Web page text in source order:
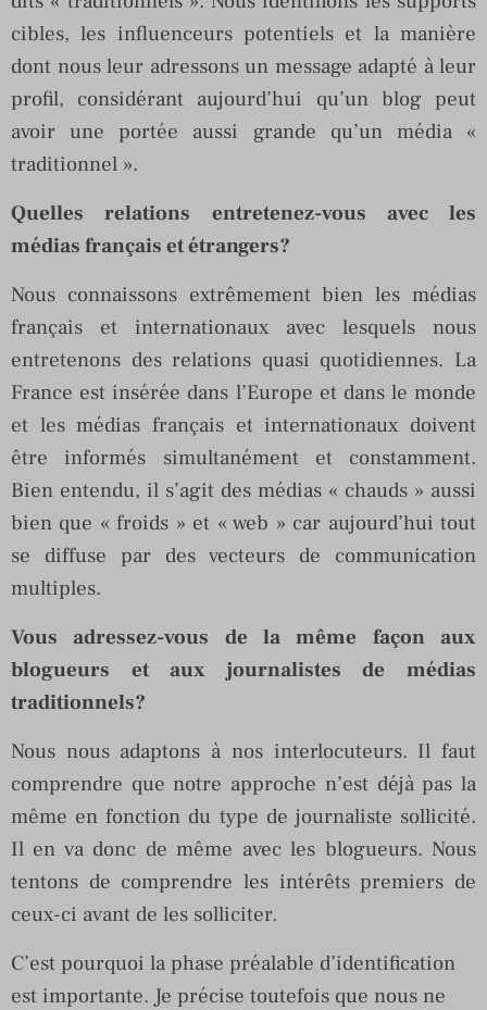
cibles, les influenceurs potentiels et la manière
dont nous leur adressons un message adapté à leur
profil, considérant aujourd’hui qu’un blog peut
avoir une portée aussi grande qu’un média «
traditionnel ».
Quelles relations entretenez-vous avec les
médias français et étrangers?
Nous connaissons extrêmement bien les médias
français et internationaux avec lesquels nous
entretenons des relations quasi quotidiennes. La
France est insérée dans l’Europe et dans le monde
et les médias français et internationaux doivent
être informés simultanément et constamment.
Bien entendu, il s’agit des médias « chauds » aussi
bien que « froids » et « web » car aujourd’hui tout
se diffuse par des vecteurs de communication
multiples.
Vous adressez-vous de la même façon aux
blogueurs et aux journalistes de médias
traditionnels?
Nous nous adaptons à nos interlocuteurs. Il faut
comprendre que notre approche n’est déjà pas la
même en fonction du type de journaliste sollicité.
Il en va donc de même avec les blogueurs. Nous
tentons de comprendre les intérêts premiers de
ceux-ci avant de les solliciter.
C’est pourquoi la phase préalable d’identification
est importante. Je précise toutefois que nous ne